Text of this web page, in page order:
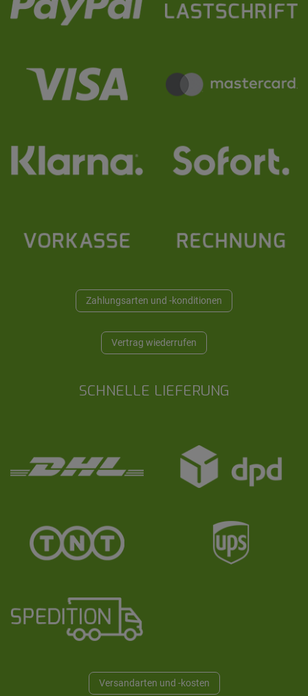
Zahlungsarten und -konditionen
Vertrag wiederrufen
SCHNELLE LIEFERUNG
Versandarten und -kosten